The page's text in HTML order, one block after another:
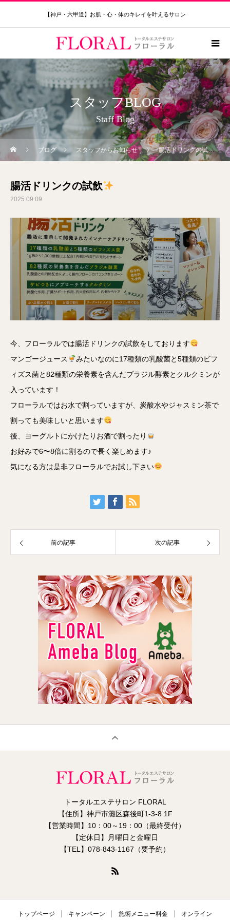
【神戸・六甲道】お肌・心・体のキレイを叶えるサロン
スタッフBLOG
Staff Blog
ブログ スタッフからお知らせ 腸活ドリンクの試飲
腸活ドリンクの試飲
2025.09.09
今、フローラルでは腸活ドリンクの試飲をしております
マンゴージュース
みたいなのに17種類の乳酸菌と5種類のビフ
ィズス菌と82種類の栄養素を含んだブラジル酵素とクルクミンが
入っています！
フローラルではお水で割っていますが、炭酸水やジャスミン茶で
割っても美味しいと思います
後、ヨーグルトにかけたりお酒で割ったり
お好みで6〜8倍に割るので長く楽しめます♪
気になる方は是非フローラルでお試し下さい
前の記事 次の記事
トータルエステサロン FLORAL
【住所】神戸市灘区森後町1-3-8 1F
【営業時間】10：00～19：00（最終受付）
【定休日】月曜日と金曜日
【TEL】078-843-1167（要予約）
トップページ キャンペーン 施術メニュー料金 オンライン